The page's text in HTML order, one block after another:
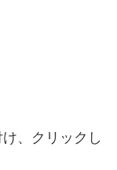
、クリックし